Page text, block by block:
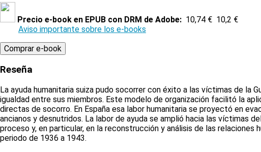
Precio e-book en EPUB con DRM de Adobe: 10,74 € 10,2 €
Aviso importante sobre los e-books
Reseña
La ayuda humanitaria suiza pudo socorrer con éxito a las víctimas de la
igualdad entre sus miembros. Este modelo de organización facilitó la
directas de socorro. En España esa labor humanitaria se proyectó en
ancianos y desnutridos. La labor de ayuda se amplió hacia las víctimas
proceso y, en particular, en la reconstrucción y análisis de las
periodo de 1936 a 1943.